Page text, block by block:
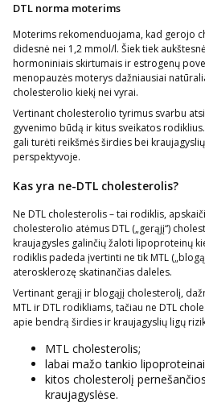
DTL norma moterims
Moterims rekomenduojama, kad gerojo
didesnė nei 1,2 mmol/l. Šiek tiek
hormoniniais skirtumais ir estrogenų
menopauzės moterys dažniausiai
cholesterolio kiekį nei vyrai.
Vertinant cholesterolio tyrimus svarbu
gyvenimo būdą ir kitus sveikatos
gali turėti reikšmės širdies bei
perspektyvoje.
Kas yra ne-DTL cholesterolis?
Ne DTL cholesterolis – tai rodiklis,
cholesterolio atėmus DTL („gerąjį“)
kraujagysles galinčių žaloti lipoproteinų
rodiklis padeda įvertinti ne tik MTL
aterosklerozę skatinančias daleles.
Vertinant gerąjį ir blogąjį cholesterolį,
MTL ir DTL rodikliams, tačiau ne DTL
apie bendrą širdies ir kraujagyslių ligų
MTL cholesterolis;
labai mažo tankio
kitos cholesterolį
kraujagyslėse.